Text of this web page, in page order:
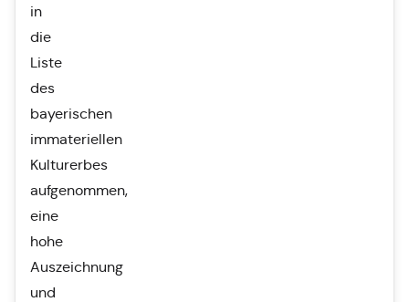
in
die
Liste
des
bayerischen
immateriellen
Kulturerbes
aufgenommen,
eine
hohe
Auszeichnung
und